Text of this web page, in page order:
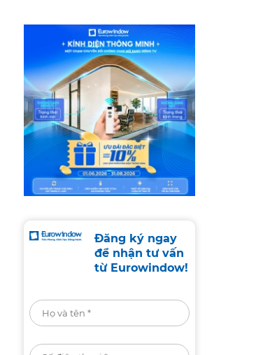
Đăng ký ngay
để nhận tư vấn
từ Eurowindow!